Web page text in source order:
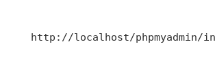
http://localhost/phpmyadmin/